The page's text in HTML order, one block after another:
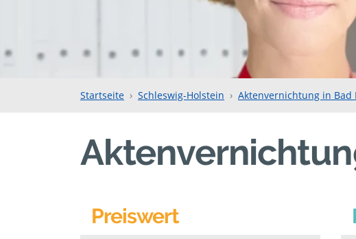
Startseite Schleswig-Holstein Aktenvernichtung in Bad
Preiswert